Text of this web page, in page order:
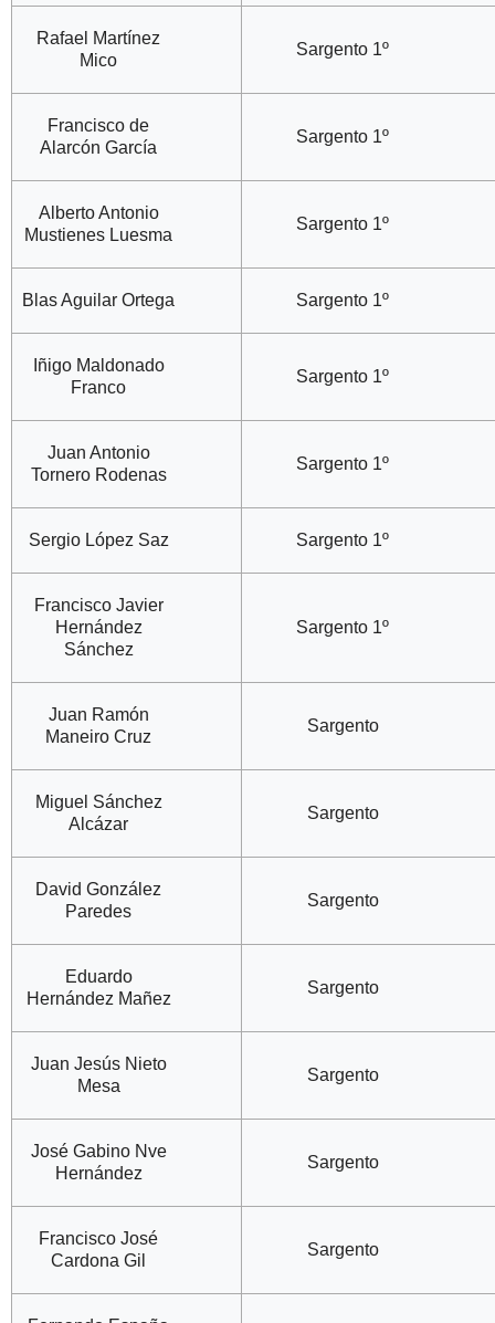
Rafael Martínez
Mico
Sargento 1º
Francisco de
Alarcón García
Sargento 1º
Alberto Antonio
Mustienes Luesma
Sargento 1º
Blas Aguilar Ortega Sargento 1º
Iñigo Maldonado
Franco
Sargento 1º
Juan Antonio
Tornero Rodenas
Sargento 1º
Sergio López Saz Sargento 1º
Francisco Javier
Hernández
Sánchez
Sargento 1º
Juan Ramón
Maneiro Cruz
Sargento
Miguel Sánchez
Alcázar
Sargento
David González
Paredes
Sargento
Eduardo
Hernández Mañez
Sargento
Juan Jesús Nieto
Mesa
Sargento
José Gabino Nve
Hernández
Sargento
Francisco José
Cardona Gil
Sargento